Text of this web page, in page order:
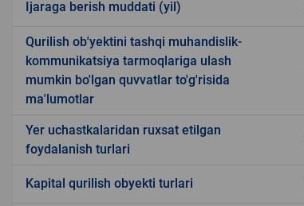
Ijaraga berish muddati (yil)
Qurilish ob'yektini tashqi muhandislik-
kommunikatsiya tarmoqlariga ulash
mumkin bo'lgan quvvatlar to'g'risida
ma'lumotlar
Yer uchastkalaridan ruxsat etilgan
foydalanish turlari
Kapital qurilish obyekti turlari